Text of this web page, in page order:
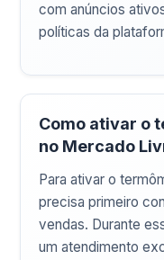
com anúncios
políticas da
Como ativar o
no Mercado
Para ativar o
precisa primeiro
vendas. Durante
um atendimento